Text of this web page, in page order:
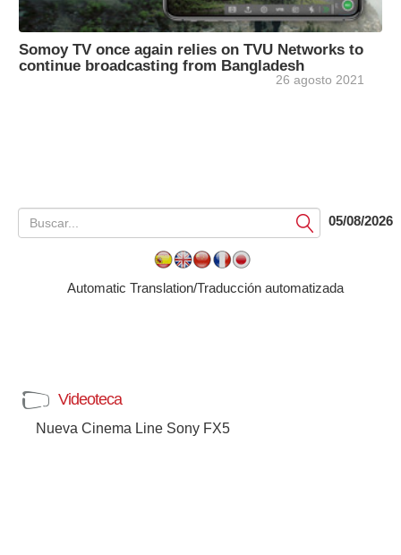
Somoy TV once again relies on TVU Networks to
continue broadcasting from Bangladesh
26 agosto 2021
Submit05/08/2026
Automatic Translation/Traducción automatizada
Videoteca
Nueva Cinema Line Sony FX5